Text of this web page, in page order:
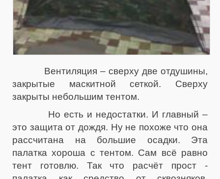
Вентиляция – сверху две отдушины,
закрытые маскитной сеткой. Сверху
закрыты небольшим тентом.
Но есть и недостатки. И главный –
это защита от дождя. Ну не похоже что она
рассчитана на большие осадки. Эта
палатка хороша с тентом. Сам всё равно
тент готовлю. Так что расчёт прост -